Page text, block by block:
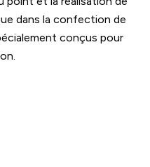
dans la confection de
conçus pour